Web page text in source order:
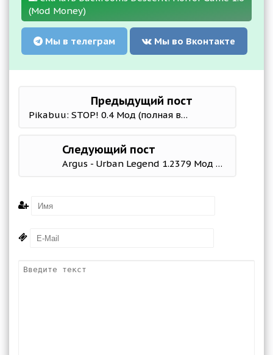
(Mod Money)
Мы в телеграм Мы во Вконтакте
Предыдущий пост
Pikabuu: STOP! 0.4 Мод (полная версия)
Следующий пост
Argus - Urban Legend 1.2379 Мод меню